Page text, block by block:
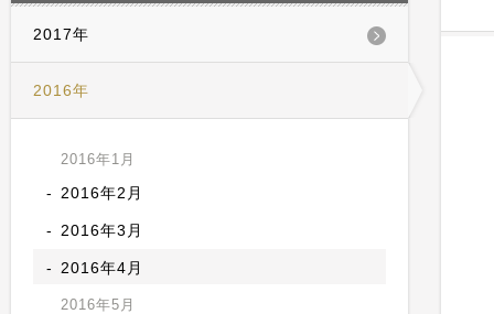
2017年
2016年
2016年1月
2016年2月
2016年3月
2016年4月
2016年5月